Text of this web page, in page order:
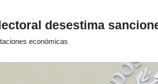
desestima
económicas